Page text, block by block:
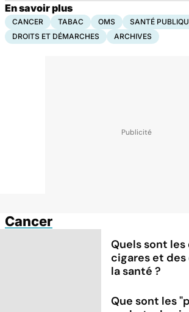
En savoir plus
CANCER TABAC OMS SANTÉ
DROITS ET DÉMARCHES
ARCHIVES
Cancer
Quels sont
cigares et
la santé ?
Que sont les